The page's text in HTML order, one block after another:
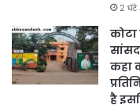
2 घंटे
कहा
है